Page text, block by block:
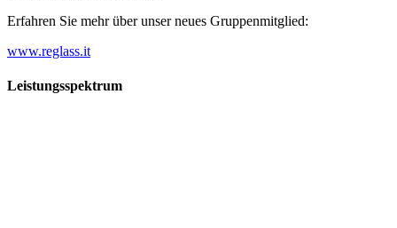
Erfahren Sie mehr über unser neues Gruppenmitglied:
www.reglass.it
Leistungsspektrum